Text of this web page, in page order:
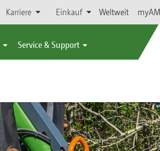
Karriere Einkauf Weltweit
Service & Support